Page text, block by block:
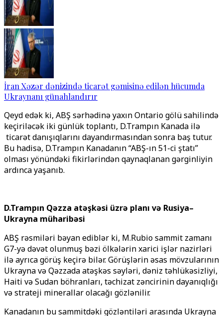
İran Xəzər dənizində ticarət gəmisinə edilən hücumda
Ukraynanı günahlandırır
Qeyd edək ki, ABŞ sərhədinə yaxın Ontario gölü sahilində
keçiriləcək iki günlük toplantı, D.Trampın Kanada ilə
ticarət danışıqlarını dayandırmasından sonra baş tutur.
Bu hadisə, D.Trampın Kanadanın “ABŞ-ın 51-ci ştatı”
olması yönündəki fikirlərindən qaynaqlanan gərginliyin
ardınca yaşanıb.
D.Trampın Qəzza atəşkəsi üzrə planı və Rusiya–
Ukrayna müharibəsi
ABŞ rəsmiləri bəyan ediblər ki, M.Rubio sammit zamanı
G7-yə dəvət olunmuş bəzi ölkələrin xarici işlər nazirləri
ilə ayrıca görüş keçirə bilər. Görüşlərin əsas mövzularının
Ukrayna və Qəzzada atəşkəs səyləri, dəniz təhlükəsizliyi,
Haiti və Sudan böhranları, təchizat zəncirinin dayanıqlığı
və strateji minerallar olacağı gözlənilir.
Kanadanın bu sammitdəki gözləntiləri arasında Ukrayna